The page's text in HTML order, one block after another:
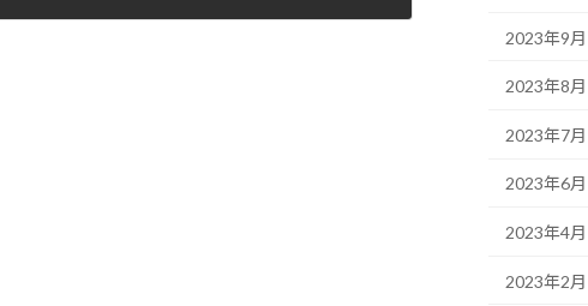
2023年9月
2023年8月
2023年7月
2023年6月
2023年4月
2023年2月